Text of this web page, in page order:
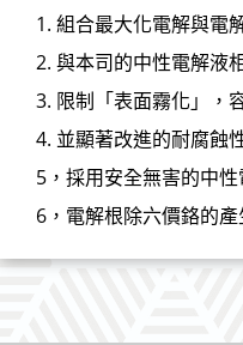
1. 組合最大化電解與電
2. 與本司的中性電解液
3. 限制「表面霧化」，
4. 並顯著改進的耐腐蝕
5，採用安全無害的中
6，電解根除六價鉻的